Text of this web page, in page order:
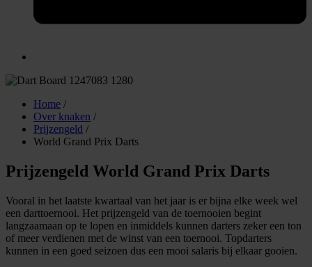
Home /
Over knaken /
Prijzengeld /
World Grand Prix Darts
Prijzengeld World Grand Prix Darts
Vooral in het laatste kwartaal van het jaar is er bijna elke week wel
een darttoernooi. Het prijzengeld van de toernooien begint
langzaamaan op te lopen en inmiddels kunnen darters zeker een ton
of meer verdienen met de winst van een toernooi. Topdarters
kunnen in een goed seizoen dus een mooi salaris bij elkaar gooien.